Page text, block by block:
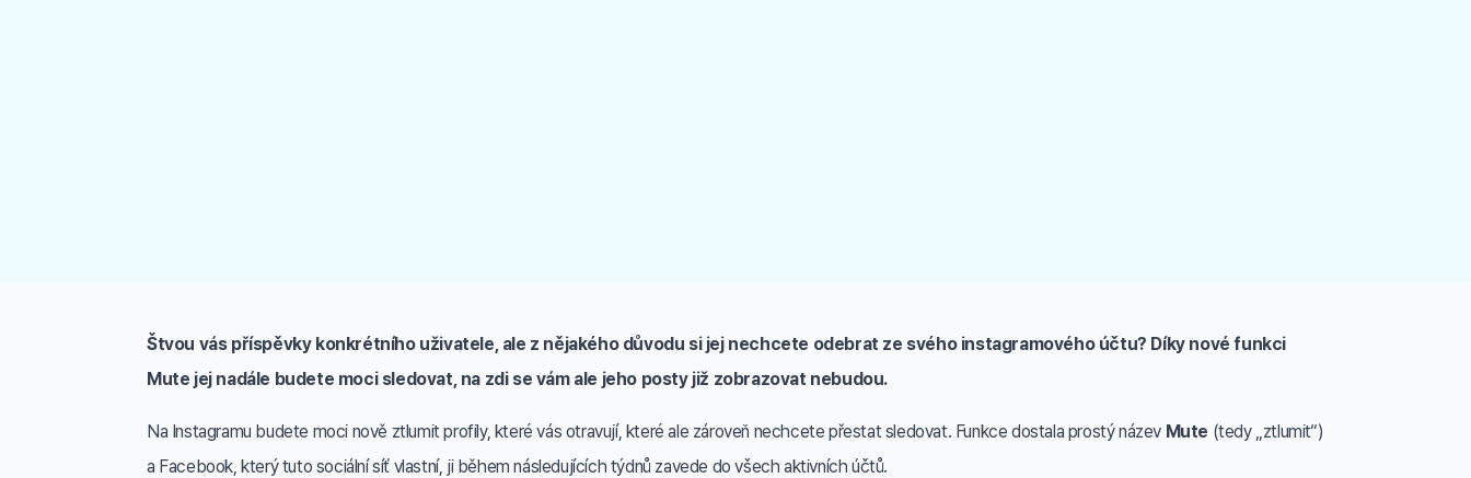
Štvou vás příspěvky konkrétního uživatele, ale z nějakého důvodu si jej nechcete odebrat ze svého instagramového účtu? Díky nové funkci
Mute jej nadále budete moci sledovat, na zdi se vám ale jeho posty již zobrazovat nebudou.
Na Instagramu budete moci nově ztlumit profily, které vás otravují, které ale zároveň nechcete přestat sledovat. Funkce dostala prostý název Mute (tedy „ztlumit“)
a Facebook, který tuto sociální síť vlastní, ji během následujících týdnů zavede do všech aktivních účtů.